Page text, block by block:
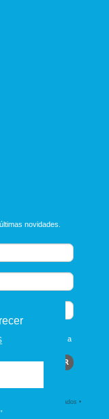
novidades.
de Privacidade
, a
SUBSCREVER
os direitos reservados •